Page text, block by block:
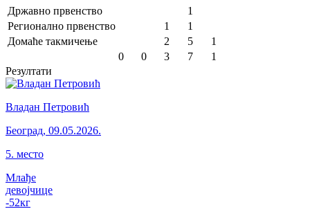
Државно првенство
1
Регионално првенство
1
1
Домаће такмичење
2 5
1
0
0 3 7
1
Резултати
Владан Петровић
Београд, 09.05.2026.
5. место
Млађе
девојчице
-52кг